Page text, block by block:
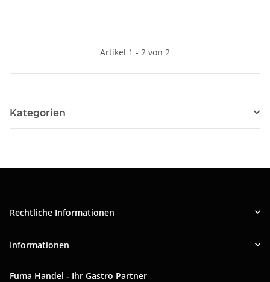
Artikel 1 - 2 von 2
Kategorien
Rechtliche Informationen
Informationen
Fuma Handel - Ihr Gastro Partner